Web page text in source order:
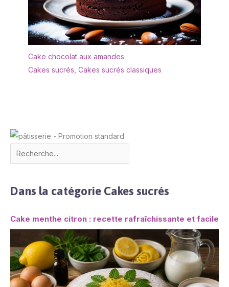
Cake chocolat aux amandes
Cakes sucrés Cakes sucrés classiques
Dans la catégorie Cakes sucrés
Cake menthe citron : recette rafraîchissante et facile